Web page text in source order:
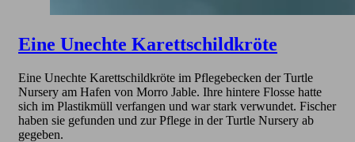
Eine Unechte Karettschildkröte
Eine Unechte Karettschildkröte im Pflegebecken der Turtle
Nursery am Hafen von Morro Jable. Ihre hintere Flosse hatte
sich im Plastikmüll verfangen und war stark verwundet. Fischer
haben sie gefunden und zur Pflege in der Turtle Nursery ab
gegeben.